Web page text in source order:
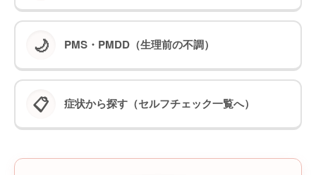
🌙 PMS・PMDD（生理前の不調）
📋 症状から探す（セルフチェック一覧へ）